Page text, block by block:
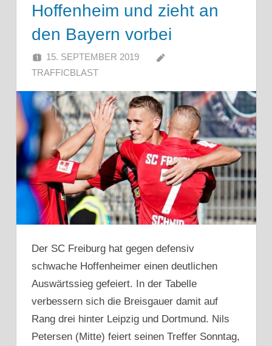
Hoffenheim und zieht an
den Bayern vorbei
15. SEPTEMBER 2019
TRAFFICBLAST
Der SC Freiburg hat gegen defensiv
schwache Hoffenheimer einen deutlichen
Auswärtssieg gefeiert. In der Tabelle
verbessern sich die Breisgauer damit auf
Rang drei hinter Leipzig und Dortmund. Nils
Petersen (Mitte) feiert seinen Treffer Sonntag,